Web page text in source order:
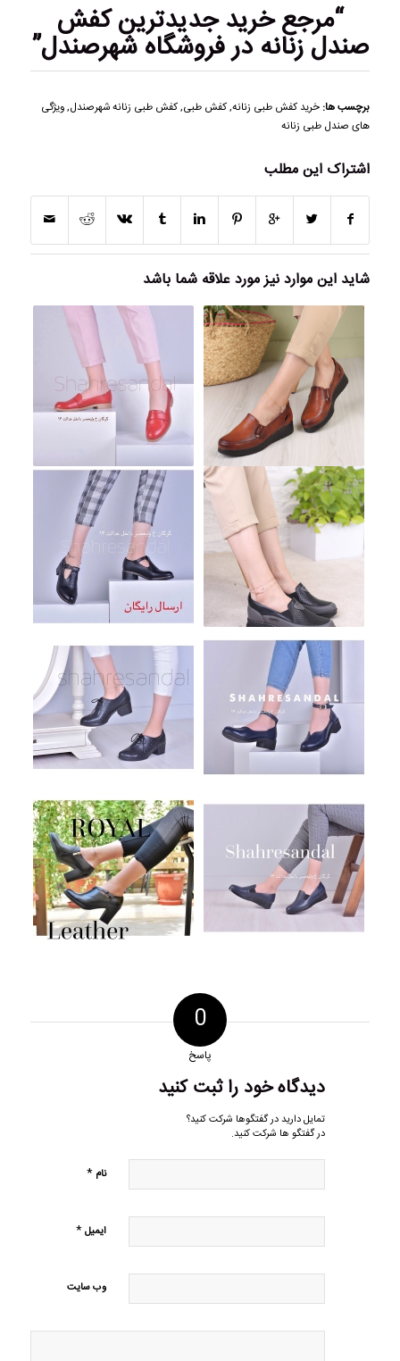
“مرجع خریدجدیدترین کفش
صندل زنانهدر فروشگاه شهرصندل”
برچسب ها: خرید کفش طبی زنانه,کفش طبی,کفش طبی زنانه شهرصندل,ویژگی
های صندل طبی زنانه
اشتراک این مطلب
شاید این موارد نیز مورد علاقه شما باشد
0
پاسخ
دیدگاه خود را ثبت کنید
تمایل دارید در گفتگوها شرکت کنید؟
در گفتگو ها شرکت کنید.
نام *
ایمیل*
وب‌ سایت